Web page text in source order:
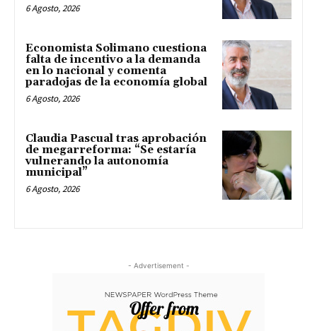
6 Agosto, 2026
Economista Solimano cuestiona
falta de incentivo a la demanda
en lo nacional y comenta
paradojas de la economía global
6 Agosto, 2026
Claudia Pascual tras aprobación
de megarreforma: “Se estaría
vulnerando la autonomía
municipal”
6 Agosto, 2026
- Advertisement -